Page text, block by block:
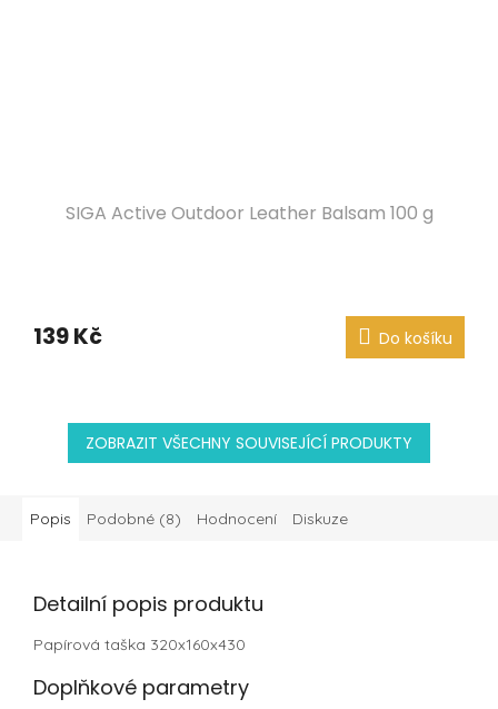
SIGA Active Outdoor Leather Balsam 100 g
139 Kč Do košíku
ZOBRAZIT VŠECHNY SOUVISEJÍCÍ PRODUKTY
Popis Podobné (8) Hodnocení Diskuze
Detailní popis produktu
Papírová taška 320x160x430
Doplňkové parametry